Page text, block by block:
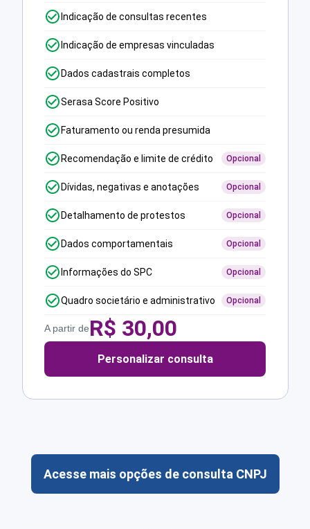
Indicação de consultas recentes
Indicação de empresas vinculadas
Dados cadastrais completos
Serasa Score Positivo
Faturamento ou renda presumida
Recomendação e limite de crédito Opcional
Dívidas, negativas e anotações Opcional
Detalhamento de protestos Opcional
Dados comportamentais Opcional
Informações do SPC Opcional
Quadro societário e administrativo Opcional
A partir deR$ 30,00
Personalizar consulta
Acesse mais opções de consulta CNPJ